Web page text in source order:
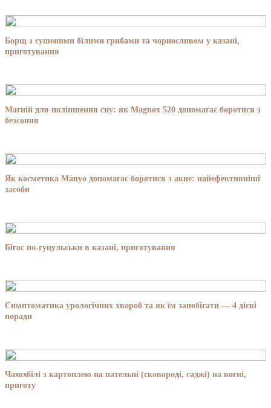
Борщ з сушеними білими грибами та чорносливом у казані,
приготування
Магній для поліпшення сну: як Magnox 520 допомагає боротися з
безсоння
Як косметика Manyo допомагає боротися з акне: найефективніші
засоби
Бігос по-гуцульськи в казані, приготування
Симптоматика урологічних хвороб та як їм запобігати — 4 дієві
поради
Чахохбілі з картоплею на пательні (сковороді, саджі) на вогні,
приготу